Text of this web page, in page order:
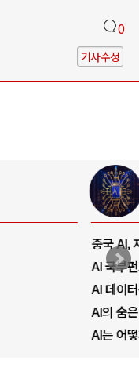
0
기사수정